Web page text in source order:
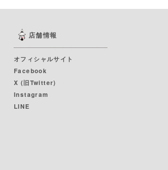
店舗情報
オフィシャルサイト
Facebook
X (旧Twitter)
Instagram
LINE